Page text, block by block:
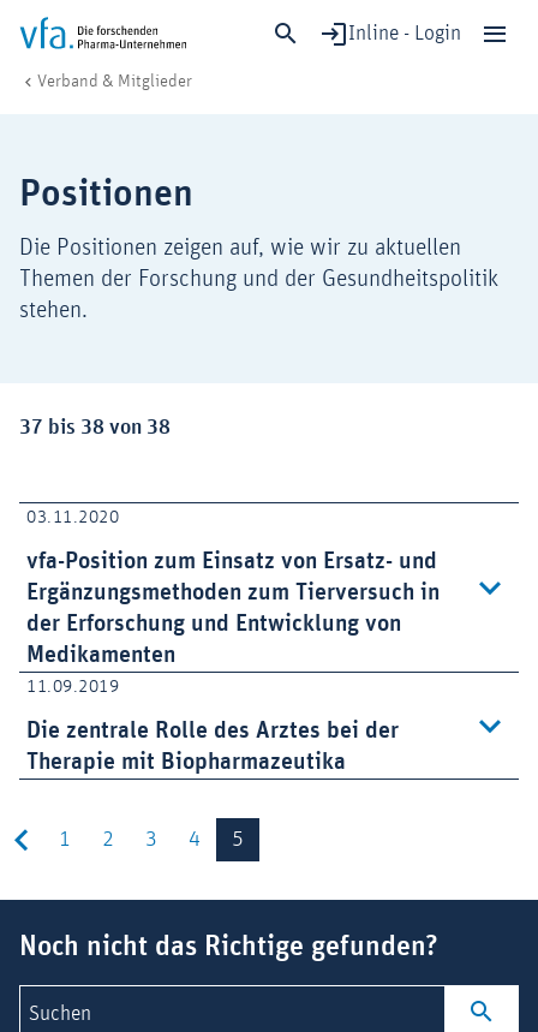
Inline - Login
Gesundheit & Versorgung
Digitalisierung & KI
Verband & Mitglieder
Verband & Mitglieder
Positionen
Die Positionen zeigen auf, wie wir zu aktuellen
Themen der Forschung und der Gesundheitspolitik
stehen.
Ergebnisse:
37 bis 38 von 38
03.11.2020
vfa-Position zum Einsatz von Ersatz- und
Ergänzungsmethoden zum Tierversuch in
der Erforschung und Entwicklung von
Medikamenten
11.09.2019
Die zentrale Rolle des Arztes bei der
Therapie mit Biopharmazeutika
1 2 3 4 5
Noch nicht das Richtige gefunden?
Suchen